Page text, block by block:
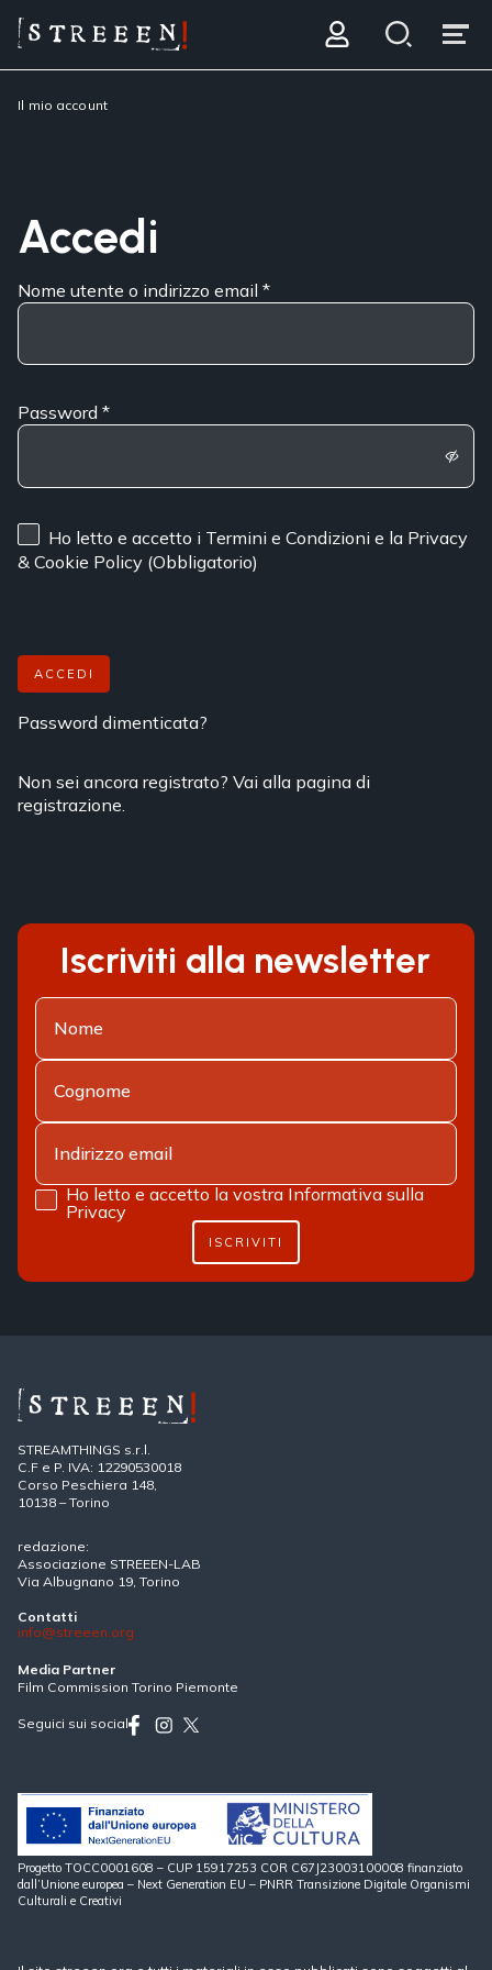
Il mio account
Accedi
Nome utente o indirizzo email*
Password*
Ho letto e accetto i Termini e Condizioni e la Privacy
& Cookie Policy (Obbligatorio)
ACCEDI
Password dimenticata?
Non sei ancora registrato? Vai alla pagina di
registrazione.
Iscriviti alla newsletter
Ho letto e accetto la vostra Informativa sulla
Privacy
ISCRIVITI
STREAMTHINGS s.r.l.
C.F e P. IVA: 12290530018
Corso Peschiera 148,
10138 – Torino
redazione:
Associazione STREEEN-LAB
Via Albugnano 19, Torino
Contatti
info@streeen.org
Media Partner
Film Commission Torino Piemonte
Seguici sui social
Progetto TOCC0001608 – CUP 15917253 COR C67J23003100008 finanziato
dall’Unione europea – Next Generation EU – PNRR Transizione Digitale Organismi
Culturali e Creativi